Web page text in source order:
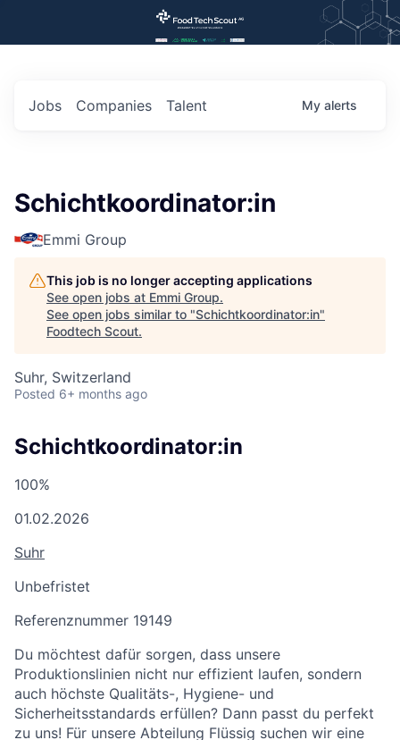
Jobs Companies Talent My alerts
Schichtkoordinator:in
Emmi Group
This job is no longer accepting applications
See open jobs at Emmi Group.
See open jobs similar to "Schichtkoordinator:in"
Foodtech Scout.
Suhr, Switzerland
Posted 6+ months ago
Schichtkoordinator:in
100%
01.02.2026
Suhr
Unbefristet
Referenznummer 19149
Du möchtest dafür sorgen, dass unsere
Produktionslinien nicht nur effizient laufen, sondern
auch höchste Qualitäts-, Hygiene- und
Sicherheitsstandards erfüllen? Dann passt du perfekt
zu uns! Für unsere Abteilung Flüssig suchen wir eine